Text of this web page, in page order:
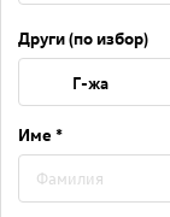
Други (по избор)
Г-жа
Име *